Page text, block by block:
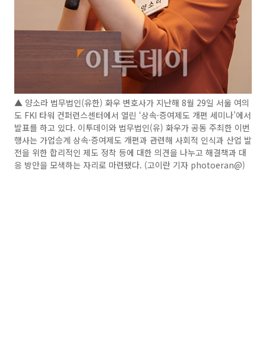
▲ 양소라 법무법인(유한) 화우 변호사가 지난해 8월 29일 서울 여의
도 FKI 타워 컨퍼런스센터에서 열린 ‘상속·증여제도 개편 세미나’에서
발표를 하고 있다. 이투데이와 법무법인(유) 화우가 공동 주최한 이번
행사는 가업승계 상속·증여제도 개편과 관련해 사회적 인식과 산업 발
전을 위한 합리적인 제도 정착 등에 대한 의견을 나누고 해결책과 대
응 방안을 모색하는 자리로 마련됐다. (고이란 기자 photoeran@)